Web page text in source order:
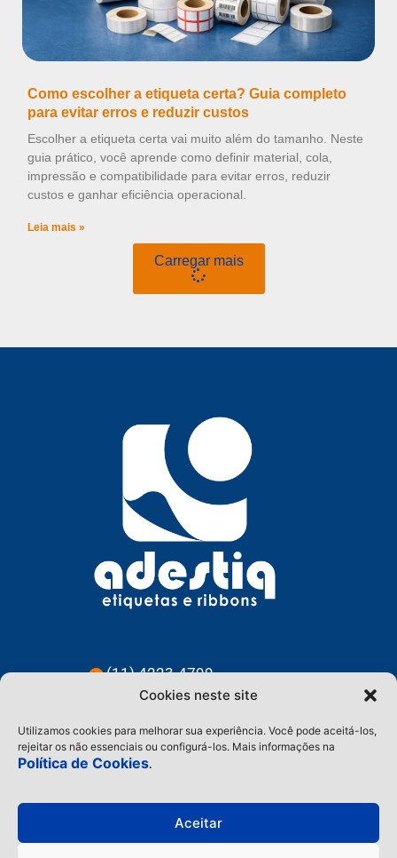
Cookies neste site
Utilizamos cookies para melhorar sua experiência. Você pode aceitá-los,
rejeitar os não essenciais ou configurá-los. Mais informações na
Política de Cookies.
Aceitar
Como escolher a etiqueta certa? Guia completo
para evitar erros e reduzir custos
Escolher a etiqueta certa vai muito além do tamanho. Neste
guia prático, você aprende como definir material, cola,
impressão e compatibilidade para evitar erros, reduzir
custos e ganhar eficiência operacional.
Leia mais »
Carregar mais
(11) 4223-4799
(11) 91228-3583
contato@adestiq.com.br
@adestiq
Home